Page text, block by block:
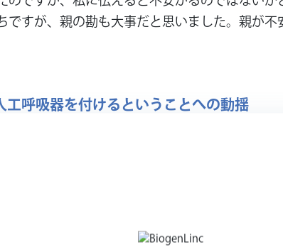
ですが、親の勘も大事だと思いました。親が
呼吸器を付けるということへの動揺
呼吸器を付けないと生きられないと告げられま
子と接する機会が多かったため、どんな病気
しても現状を受け入れて、普通に育てていこ
きかったようです。